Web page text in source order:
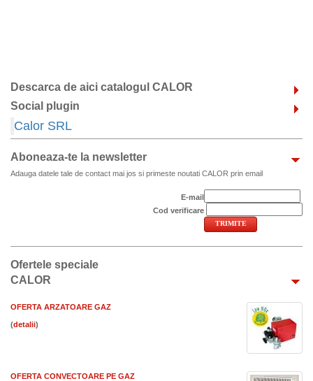
Descarca de aici catalogul CALOR
Social plugin
Calor SRL
Aboneaza-te la newsletter
Adauga datele tale de contact mai jos si primeste noutati CALOR prin email
E-mail
Cod verificare
Ofertele speciale
CALOR
OFERTA ARZATOARE GAZ
( )
OFERTA CONVECTOARE PE GAZ